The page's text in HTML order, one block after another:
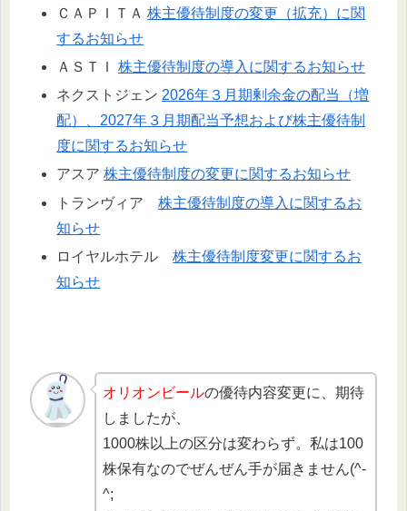
ＣＡＰＩＴＡ株主優待制度の変更（拡充）に関
するお知らせ
ＡＳＴＩ株主優待制度の導入に関するお知らせ
ネクストジェン 2026年３月期剰余金の配当（増
配）、2027年３月期配当予想および株主優待制
度に関するお知らせ
アスア株主優待制度の変更に関するお知らせ
トランヴィア株主優待制度の導入に関するお
知らせ
ロイヤルホテル株主優待制度変更に関するお
知らせ
オリオンビールの優待内容変更に、期待
しましたが、
1000株以上の区分は変わらず。私は100
株保有なのでぜんぜん手が届きません(^-
^;